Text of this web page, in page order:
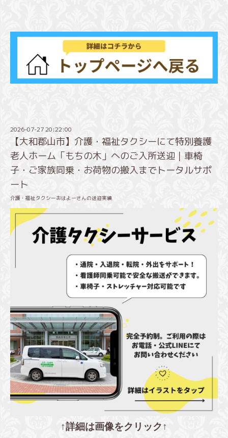
2026-07-27 20:22:00
【大和郡山市】介護・福祉タクシーにて特別養護
老人ホーム「もちの木」へのご入所送迎｜車椅
子・ご家族同乗・お荷物の搬入までトータルサポ
ート
介護・福祉タクシーおはよーさんの送迎実績
↑詳細は画像をクリック↑